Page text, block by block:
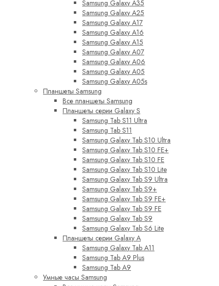
Samsung Galaxy A35
Samsung Galaxy A25
Samsung Galaxy A17
Samsung Galaxy A16
Samsung Galaxy A15
Samsung Galaxy A07
Samsung Galaxy A06
Samsung Galaxy A05
Samsung Galaxy A05s
Планшеты Samsung
Все планшеты Samsung
Планшеты серии Galaxy S
Samsung Tab S11 Ultra
Samsung Tab S11
Samsung Galaxy Tab S10 Ultra
Samsung Galaxy Tab S10 FE+
Samsung Galaxy Tab S10 FE
Samsung Galaxy Tab S10 Lite
Samsung Galaxy Tab S9 Ultra
Samsung Galaxy Tab S9+
Samsung Galaxy Tab S9 FE+
Samsung Galaxy Tab S9 FE
Samsung Galaxy Tab S9
Samsung Galaxy Tab S6 Lite
Планшеты серии Galaxy A
Samsung Galaxy Tab A11
Samsung Tab A9 Plus
Samsung Tab A9
Умные часы Samsung